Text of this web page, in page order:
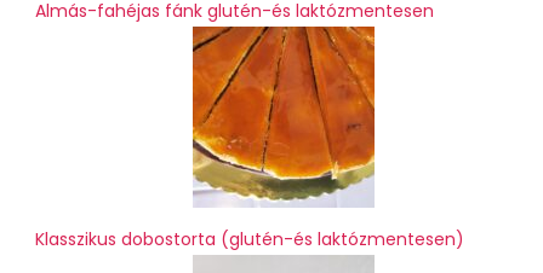
Almás-fahéjas fánk glutén-és laktózmentesen
Klasszikus dobostorta (glutén-és laktózmentesen)